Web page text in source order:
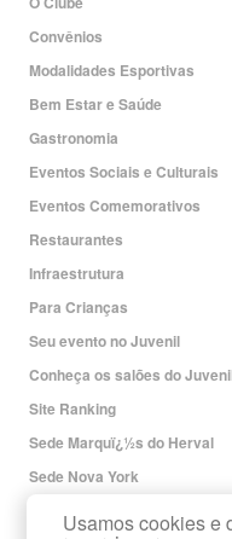
Convênios
Modalidades Esportivas
Bem Estar e Saúde
Gastronomia
Eventos Sociais e Culturais
Eventos Comemorativos
Restaurantes
Infraestrutura
Para Crianças
Seu evento no Juvenil
Conheça os salões do
Site Ranking
Sede Marquï¿½s do Herval
Sede Nova York
Usamos cookies e